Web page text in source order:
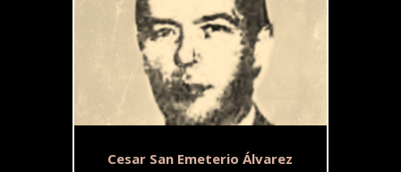
Cesar San Emeterio Álvarez